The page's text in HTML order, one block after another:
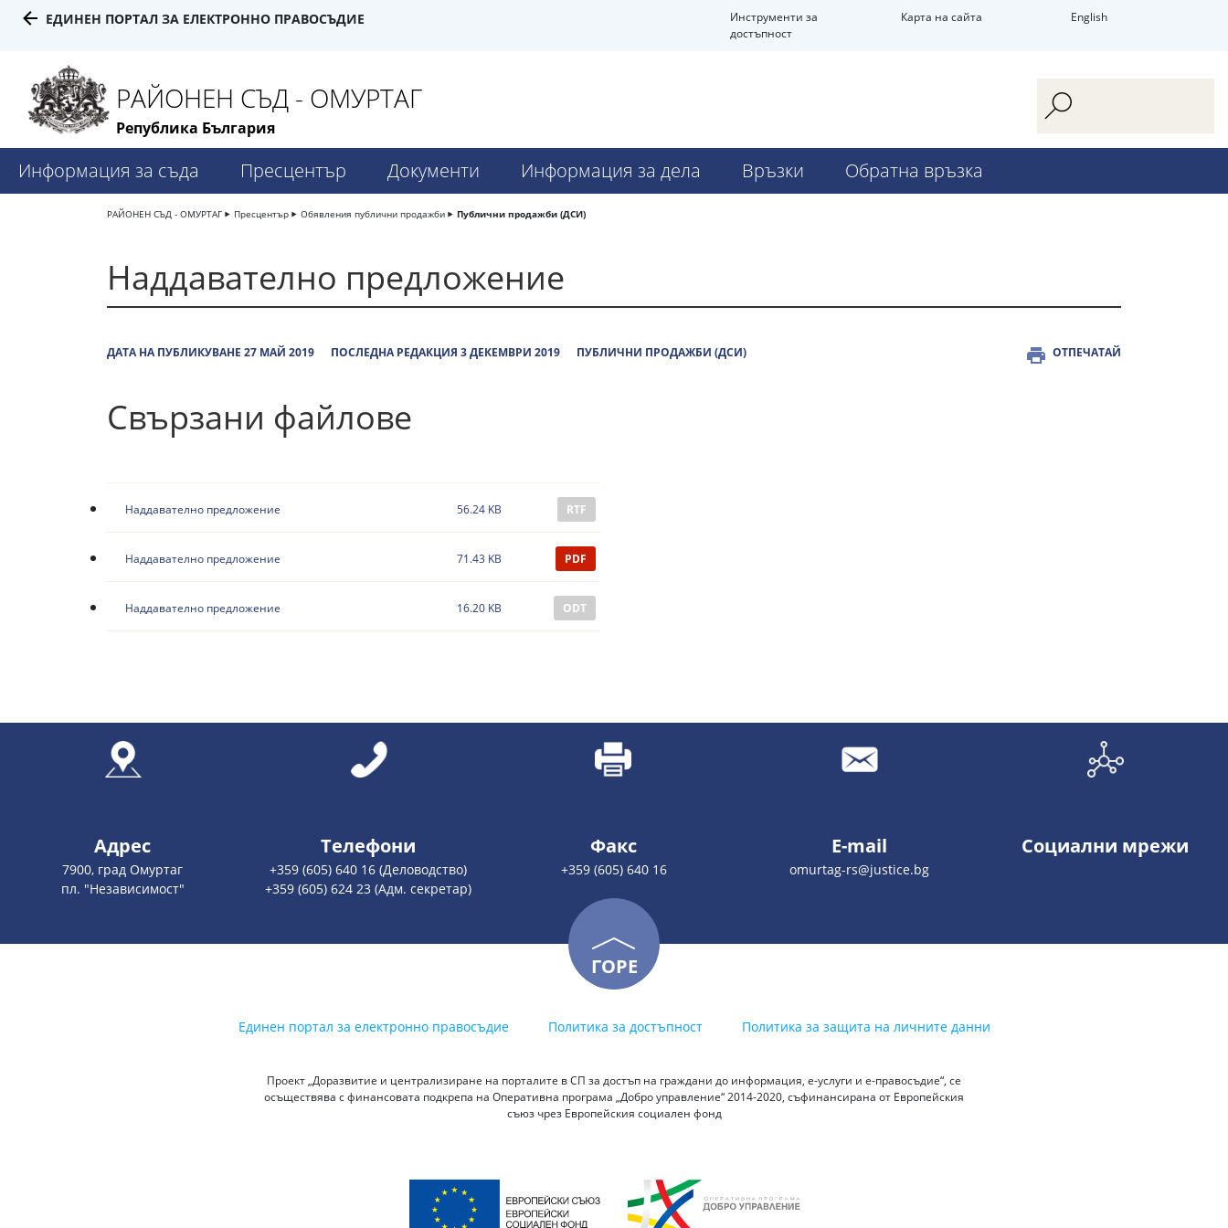
ЕДИНЕН ПОРТАЛ ЗА ЕЛЕКТРОННО ПРАВОСЪДИЕ
Инструменти за
достъпност
Карта на сайта English
РАЙОНЕН СЪД - ОМУРТАГ
Република България
Информация за съда Пресцентър Документи Информация за дела Връзки Обратна връзка
РАЙОНЕН СЪД - ОМУРТАГ Пресцентър Обявления публични продажби Публични продажби (ДСИ)
Наддавателно предложение
ДАТА НА ПУБЛИКУВАНЕ 27 МАЙ 2019 ПОСЛЕДНА РЕДАКЦИЯ 3 ДЕКЕМВРИ 2019 ПУБЛИЧНИ ПРОДАЖБИ (ДСИ) ОТПЕЧАТАЙ
Свързани файлове
Наддавателно предложение 56.24 KB RTF
Наддавателно предложение 71.43 KB PDF
Наддавателно предложение 16.20 KB ODT
Адрес
7900, град Омуртаг
пл. "Независимост"
Телефони
+359 (605) 640 16 (Деловодство)
+359 (605) 624 23 (Адм. секретар)
Факс
+359 (605) 640 16
E-mail
omurtag-rs@justice.bg
Социални мрежи
ГОРЕ
Единен портал за електронно правосъдие Политика за достъпност Политика за защита на личните данни
Проект „Доразвитие и централизиране на порталите в СП за достъп на граждани до информация, е-услуги и е-правосъдие“, се
осъществява с финансовата подкрепа на Оперативна програма „Добро управление“ 2014-2020, съфинансирана от Европейския
съюз чрез Европейския социален фонд